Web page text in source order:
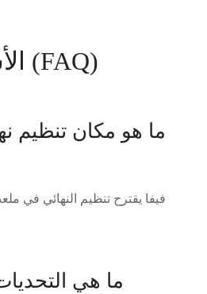
الأسئلة الشائعة (FAQ)
ما هو مكان تنظيم
فيفا يقترح تنظيم النهائي في
ما هي